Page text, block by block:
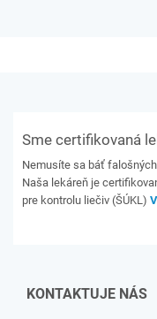
Sme certifikovaná
Nemusíte sa báť
Naša lekáreň je
pre kontrolu liečiv (ŠÚKL)
KONTAKTUJE NÁS